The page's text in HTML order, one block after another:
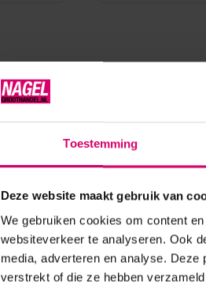
Toestemming
Deze website maakt gebruik van
We gebruiken cookies om content
websiteverkeer te analyseren. Ook
media, adverteren en analyse.
verstrekt of die ze hebben